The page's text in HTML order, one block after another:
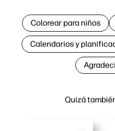
Quizá
Colorear para niños
Calendarios y